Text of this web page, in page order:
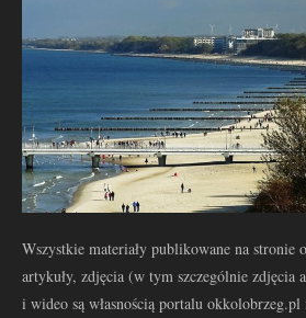
Wszystkie materiały publikowane na stronie
artykuły, zdjęcia (w tym szczególnie zdjęcia
i wideo są własnością portalu